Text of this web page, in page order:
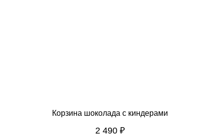
Корзина шоколада с киндерами
2 490 ₽